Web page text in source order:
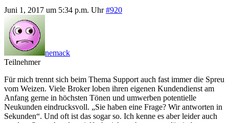
Juni 1, 2017 um 5:34 p.m. Uhr #920
nemack
Teilnehmer
Für mich trennt sich beim Thema Support auch fast immer die Spreu
vom Weizen. Viele Broker loben ihren eigenen Kundendienst am
Anfang gerne in höchsten Tönen und umwerben potentielle
Neukunden eindrucksvoll. „Sie haben eine Frage? Wir antworten in
Sekunden“. Und oft ist das sogar so. Ich kenne es aber leider auch